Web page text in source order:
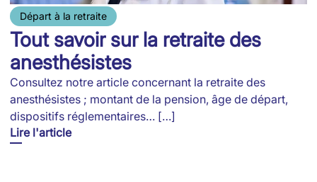
Départ à la retraite
Tout savoir sur la retraite des
anesthésistes
Consultez notre article concernant la retraite des
anesthésistes ; montant de la pension, âge de départ,
dispositifs réglementaires… […]
Lire l'article